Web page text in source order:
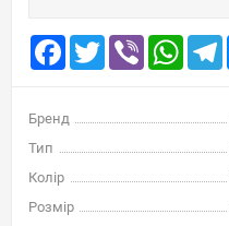
Facebook
TwitterViber
Бренд
Тип
Колір
Розмір